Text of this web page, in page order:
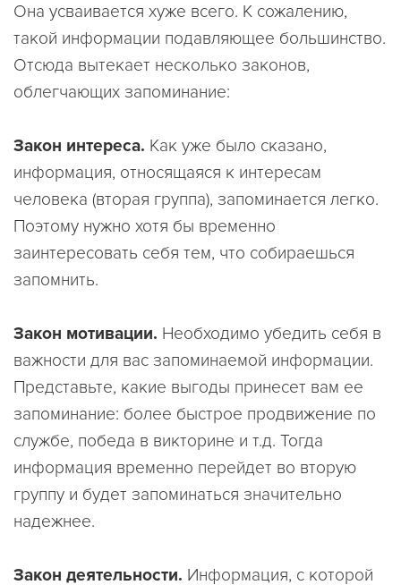
Она усваивается хуже всего. К сожалению,
такой информации подавляющее большинство.
Отсюда вытекает несколько законов,
облегчающих запоминание:
Закон интереса. Как уже было сказано,
информация, относящаяся к интересам
человека (вторая группа), запоминается легко.
Поэтому нужно хотя бы временно
заинтересовать себя тем, что собираешься
запомнить.
Закон мотивации. Необходимо убедить себя в
важности для вас запоминаемой информации.
Представьте, какие выгоды принесет вам ее
запоминание: более быстрое продвижение по
службе, победа в викторине и т.д. Тогда
информация временно перейдет во вторую
группу и будет запоминаться значительно
надежнее.
Закон деятельности. Информация, с которой